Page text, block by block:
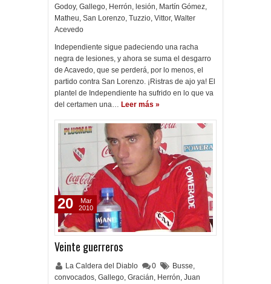
Godoy, Gallego, Herrón, lesión, Martín Gómez,
Matheu, San Lorenzo, Tuzzio, Vittor, Walter
Acevedo
Independiente sigue padeciendo una racha
negra de lesiones, y ahora se suma el desgarro
de Acavedo, que se perderá, por lo menos, el
partido contra San Lorenzo. ¡Ristras de ajo ya! El
plantel de Independiente ha sufrido en lo que va
del certamen una… Leer más »
Veinte guerreros
La Caldera del Diablo 0 Busse,
convocados, Gallego, Gracián, Herrón, Juan
20
Mar
2010